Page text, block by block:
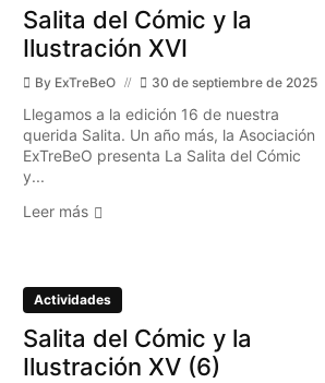
Salita del Cómic y la
Ilustración XVI
By ExTreBeO 30 de septiembre de 2025
Llegamos a la edición 16 de nuestra
querida Salita. Un año más, la Asociación
ExTreBeO presenta La Salita del Cómic
y...
Leer más
Actividades
Salita del Cómic y la
Ilustración XV (6)